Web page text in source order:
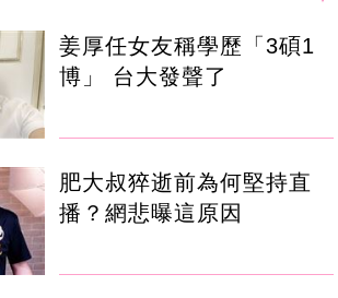
姜厚任女友稱學歷「3碩1
博」 台大發聲了
肥大叔猝逝前為何堅持直
播？網悲曝這原因